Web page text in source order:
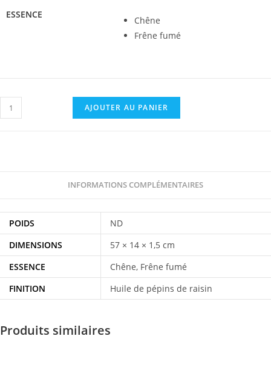
ESSENCE
Chêne
Frêne fumé
AJOUTER AU PANIER
INFORMATIONS COMPLÉMENTAIRES
POIDS
ND
DIMENSIONS
57 × 14 × 1,5 cm
ESSENCE
Chêne, Frêne fumé
FINITION
Huile de pépins de raisin
Produits similaires